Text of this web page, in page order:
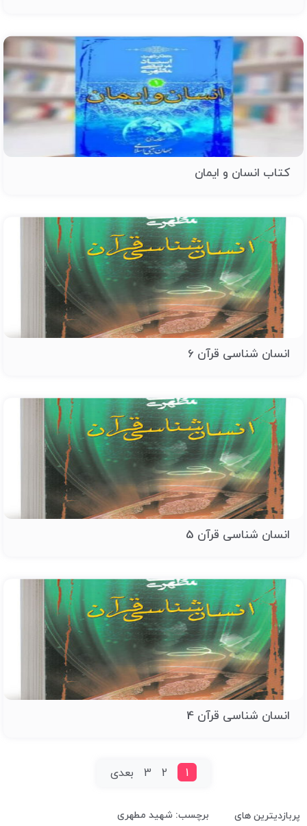
کتاب انسان و ایمان
انسان شناسی قرآن 6
انسان شناسی قرآن 5
انسان شناسی قرآن 4
بعدی
پربازدیترین های برچسب: شهید مطهری